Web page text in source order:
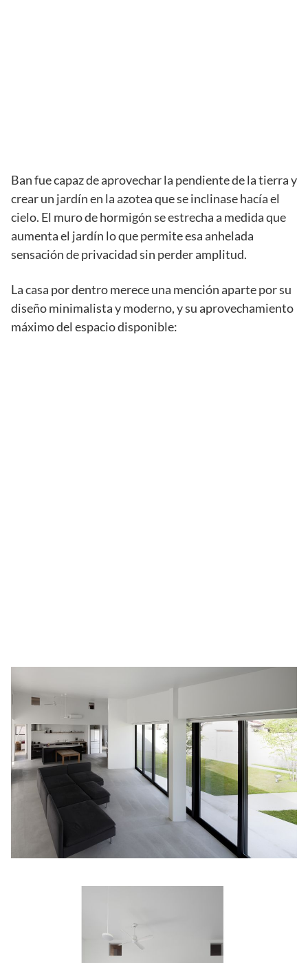
Ban fue capaz de aprovechar la pendiente de la tierra y
crear un jardín en la azotea que se inclinase hacía el
cielo. El muro de hormigón se estrecha a medida que
aumenta el jardín lo que permite esa anhelada
sensación de privacidad sin perder amplitud.
La casa por dentro merece una mención aparte por su
diseño minimalista y moderno, y su aprovechamiento
máximo del espacio disponible: